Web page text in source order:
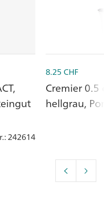
: 242614
8.25 CHF
Cremier 0.5
hellgrau,